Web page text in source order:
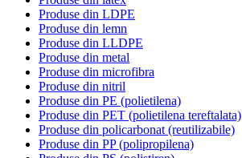
Produse din LDPE
Produse din lemn
Produse din LLDPE
Produse din metal
Produse din microfibra
Produse din nitril
Produse din PE (polietilena)
Produse din PET (polietilena tereftalata)
Produse din policarbonat (reutilizabile)
Produse din PP (polipropilena)